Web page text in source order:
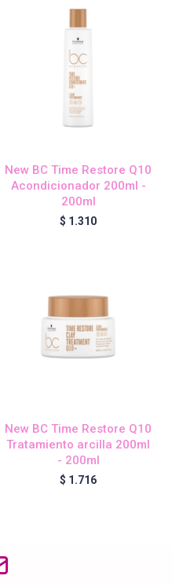
New BC Time Restore Q10
Acondicionador 200ml -
200ml
$ 1.310
New BC Time Restore Q10
Tratamiento arcilla 200ml
- 200ml
$ 1.716